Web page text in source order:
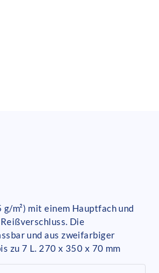
g/m²) mit einem Hauptfach und
Die
und aus zweifarbiger
zu 7 L. 270 x 350 x 70 mm